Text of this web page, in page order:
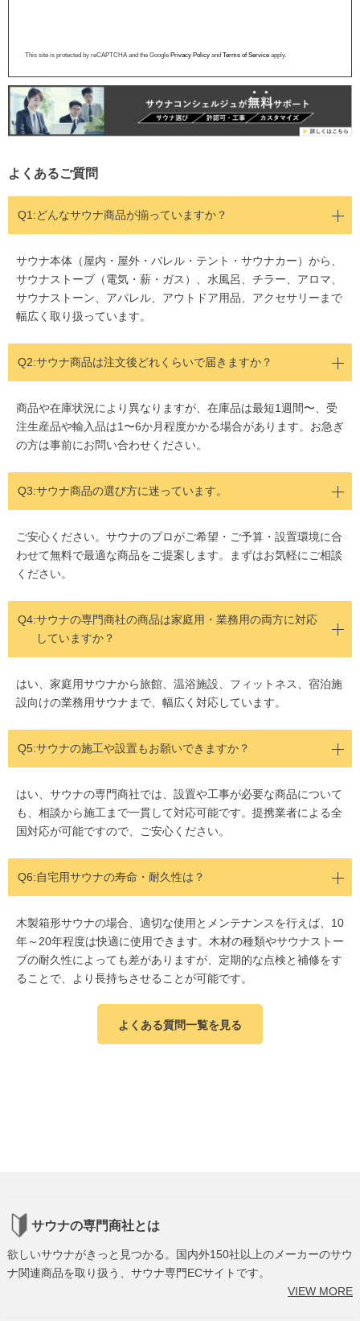
This site is protected by reCAPTCHA and the Google Privacy Policy and Terms of Service apply.
よくあるご質問
Q1:どんなサウナ商品が揃っていますか？
サウナ本体（屋内・屋外・バレル・テント・サウナカー）から、
サウナストーブ（電気・薪・ガス）、水風呂、チラー、アロマ、
サウナストーン、アパレル、アウトドア用品、アクセサリーまで
幅広く取り扱っています。
Q2:サウナ商品は注文後どれくらいで届きますか？
商品や在庫状況により異なりますが、在庫品は最短1週間〜、受
注生産品や輸入品は1〜6か月程度かかる場合があります。お急ぎ
の方は事前にお問い合わせください。
Q3:サウナ商品の選び方に迷っています。
ご安心ください。サウナのプロがご希望・ご予算・設置環境に合
わせて無料で最適な商品をご提案します。まずはお気軽にご相談
ください。
Q4:サウナの専門商社の商品は家庭用・業務用の両方に対応
していますか？
はい、家庭用サウナから旅館、温浴施設、フィットネス、宿泊施
設向けの業務用サウナまで、幅広く対応しています。
Q5:サウナの施工や設置もお願いできますか？
はい、サウナの専門商社では、設置や工事が必要な商品について
も、相談から施工まで一貫して対応可能です。提携業者による全
国対応が可能ですので、ご安心ください。
Q6:自宅用サウナの寿命・耐久性は？
木製箱形サウナの場合、適切な使用とメンテナンスを行えば、10
年～20年程度は快適に使用できます。木材の種類やサウナストー
ブの耐久性によっても差がありますが、定期的な点検と補修をす
ることで、より長持ちさせることが可能です。
よくある質問一覧を見る
サウナの専門商社とは
欲しいサウナがきっと見つかる。国内外150社以上のメーカーのサウ
ナ関連商品を取り扱う、サウナ専門ECサイトです。
VIEW MORE